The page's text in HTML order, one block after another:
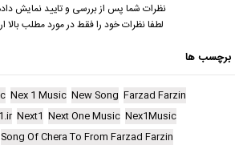
نظرات شما پس از بررسی و تایید نمایش
لطفا نظرات خود را فقط در مورد مطلب بالا
برچسب ها
Farzad Farzin
New Song
Nex 1 Music
Nex1Music
Next One Music
Next1
Song Of Chera To From Farzad Farzin